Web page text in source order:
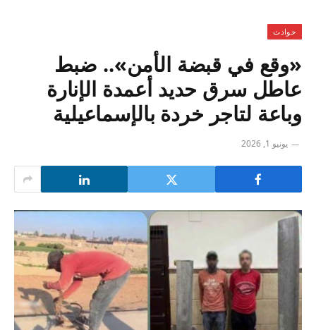
حوادث
«وقع في قبضة الأمن».. ضبط
عاطل سرق حديد أعمدة الإنارة
وباعة لتاجر خردة بالإسماعيلية
يونيو 1, 2026